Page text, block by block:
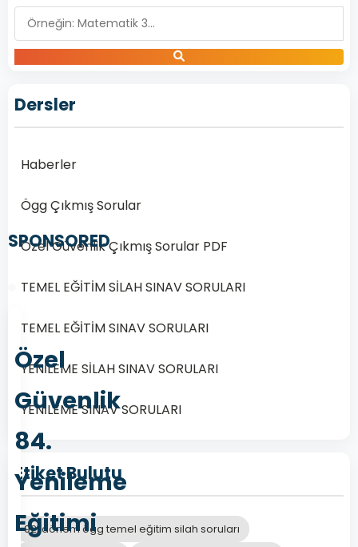
SPONSORED
Özel
Güvenlik
84.
Yenileme
Eğitimi
Dersler
Haberler
Ögg Çıkmış Sorular
Özel Güvenlik Çıkmış Sorular PDF
TEMEL EĞİTİM SİLAH SINAV SORULARI
TEMEL EĞİTİM SINAV SORULARI
YENİLEME SİLAH SINAV SORULARI
YENİLEME SINAV SORULARI
Etiket Bulutu
92. dönem ögg temel eğitim silah soruları